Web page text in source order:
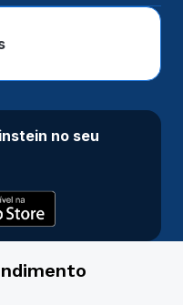
no seu